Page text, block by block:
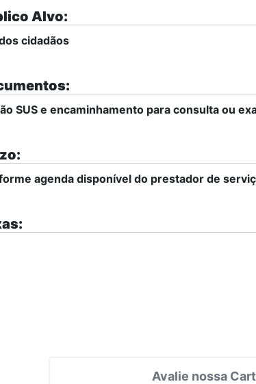
Alvo:
cidadãos
SUS e encaminhamento para consulta ou
agenda disponível do prestador de
Avalie nossa